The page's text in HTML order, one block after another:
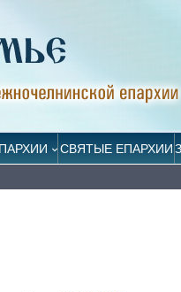
СВЯТЫЕ ЕПАРХИИ